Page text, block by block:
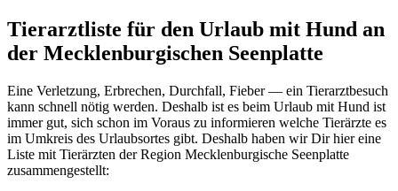
Tier­arzt­lis­te für den Urlaub mit Hund an
der Meck­len­bur­gi­schen Seen­plat­te
Eine Ver­let­zung, Erbre­chen, Durch­fall, Fie­ber — ein Tier­arzt­be­such
kann schnell nötig wer­den. Des­halb ist es beim Urlaub mit Hund ist
immer gut, sich schon im Vor­aus zu infor­mie­ren wel­che Tier­ärz­te es
im Umkreis des Urlaubs­or­tes gibt. Des­halb haben wir Dir hier eine
Lis­te mit Tier­ärz­ten der Regi­on Meck­len­bur­gi­sche Seen­plat­te
zusam­men­ge­stellt: